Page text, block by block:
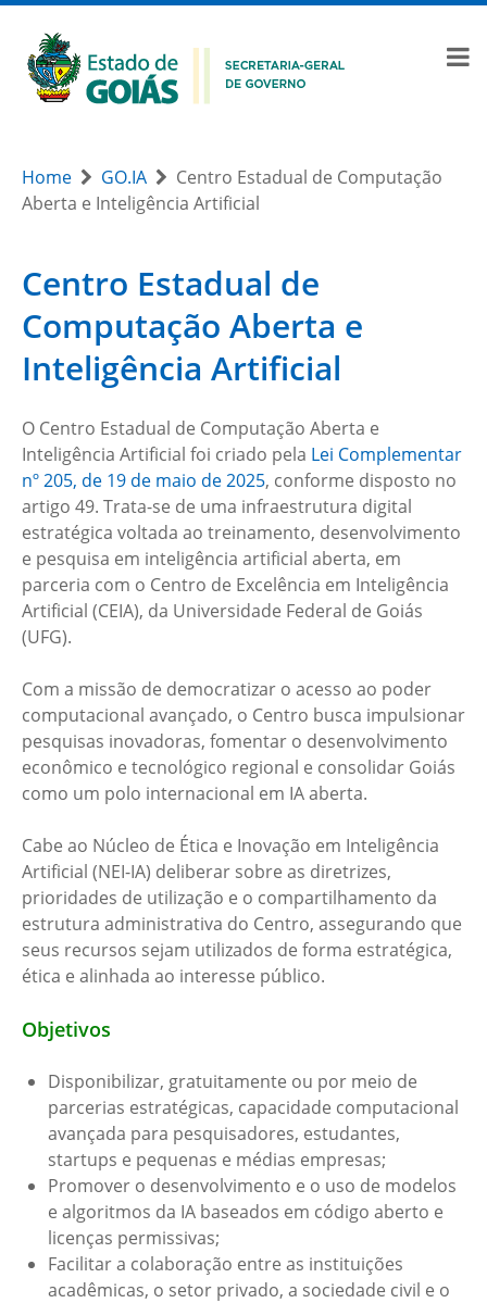
Home GO.IA
Centro Estadual de Computação
Aberta e Inteligência Artificial
Centro Estadual de
Computação Aberta e
Inteligência Artificial
O Centro Estadual de Computação Aberta e
Inteligência Artificial foi criado pela Lei Complementar
nº 205, de 19 de maio de 2025, conforme disposto no
artigo 49. Trata-se de uma infraestrutura digital
estratégica voltada ao treinamento, desenvolvimento
e pesquisa em inteligência artificial aberta, em
parceria com o Centro de Excelência em Inteligência
Artificial (CEIA), da Universidade Federal de Goiás
(UFG).
Com a missão de democratizar o acesso ao poder
computacional avançado, o Centro busca impulsionar
pesquisas inovadoras, fomentar o desenvolvimento
econômico e tecnológico regional e consolidar Goiás
como um polo internacional em IA aberta.
Cabe ao Núcleo de Ética e Inovação em Inteligência
Artificial (NEI-IA) deliberar sobre as diretrizes,
prioridades de utilização e o compartilhamento da
estrutura administrativa do Centro, assegurando que
seus recursos sejam utilizados de forma estratégica,
ética e alinhada ao interesse público.
Objetivos
Disponibilizar, gratuitamente ou por meio de
parcerias estratégicas, capacidade computacional
avançada para pesquisadores, estudantes,
startups e pequenas e médias empresas;
Promover o desenvolvimento e o uso de modelos
e algoritmos da IA baseados em código aberto e
licenças permissivas;
Facilitar a colaboração entre as instituições
acadêmicas, o setor privado, a sociedade civil e o